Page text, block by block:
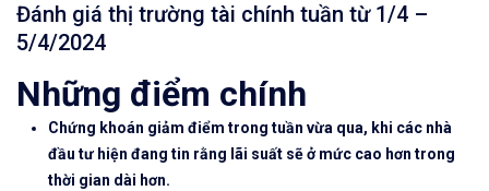
Đánh giá thị trường tài chính tuần từ 1/4 –
5/4/2024
Những điểm chính
Chứng khoán giảm điểm trong tuần vừa qua, khi các nhà
đầu tư hiện đang tin rằng lãi suất sẽ ở mức cao hơn trong
thời gian dài hơn.